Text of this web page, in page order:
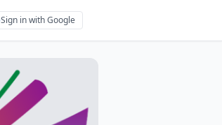
Sign in with Google